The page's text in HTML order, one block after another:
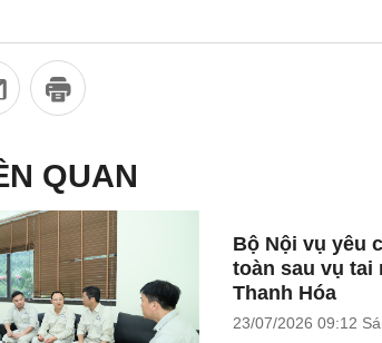
QUAN
Bộ Nội vụ yêu
toàn sau vụ tai
Thanh Hóa
23/07/2026 09:12